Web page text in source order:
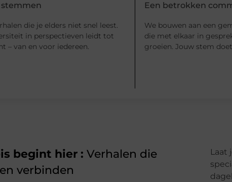
stemmen
die je elders niet snel leest.
in perspectieven leidt tot
– van en voor iedereen.
Een betrokken
We bouwen aan een
die met elkaar in
groeien. Jouw stem
begint hier : Verhalen die
verbinden
Laat